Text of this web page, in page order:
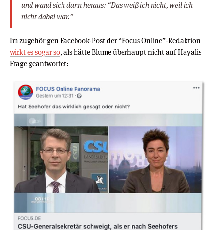
und wand sich dann heraus: “Das weiß ich nicht, weil ich
nicht dabei war.”
Im zugehörigen Facebook-Post der “Focus Online”-Redaktion
wirkt es sogar so, als hätte Blume überhaupt nicht auf Hayalis
Frage geantwortet: